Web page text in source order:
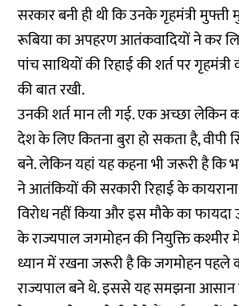
सरकार बनी ही थी कि उनके गृहमंत्री
रूबिया का अपहरण आतंकवादियों ने कर
पांच साथियों की रिहाई की शर्त पर
की बात रखी.
उनकी शर्त मान ली गई. एक अच्छा लेकिन
देश के लिए कितना बुरा हो सकता है,
बने. लेकिन यहां यह कहना भी जरूरी है कि
ने आतंकियों की सरकारी रिहाई के
विरोध नहीं किया और इस मौके का
के राज्यपाल जगमोहन की नियुक्ति कश्मीर
ध्यान में रखना जरूरी है कि जगमोहन पहले
राज्यपाल बने थे. इससे यह समझना आसान